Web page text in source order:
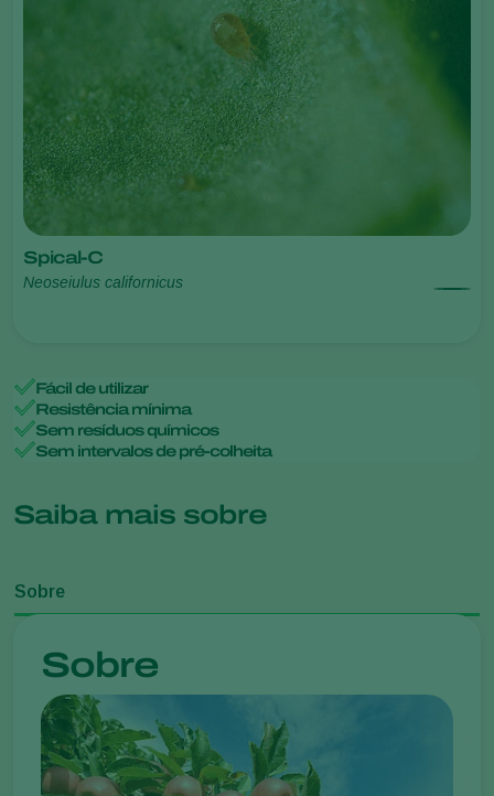
Spical-C
Neoseiulus californicus
Fácil de utilizar
Resistência mínima
Sem resíduos químicos
Sem intervalos de pré-colheita
Saiba mais sobre
Sobre
Sobre